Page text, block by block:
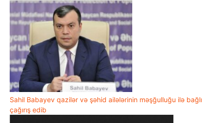
Sahil Babayev qazilər və şəhid ailələrinin məşğulluğu ilə bağlı
çağırış edib